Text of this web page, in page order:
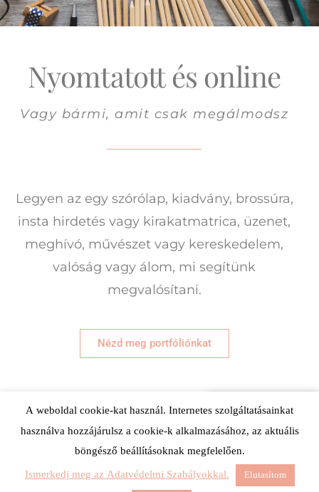
Nyomtatott és online
Vagy bármi, amit csak megálmodsz
Legyen az egy szórólap, kiadvány, brossúra,
insta hirdetés vagy kirakatmatrica, üzenet,
meghívó, művészet vagy kereskedelem,
valóság vagy álom, mi segítünk
megvalósítani.
Nézd meg portfóliónkat
Vedd fel velünk
a kapcsolatot!
EyeCandiz © 2019 Minden jog fenntartva.
A weboldal cookie-kat használ. Internetes szolgáltatásainkat
használva hozzájárulsz a cookie-k alkalmazásához, az aktuális
böngésző beállításoknak megfelelően.
Ismerkedj meg az Adatvédelmi Szabályokkal.
Elutasítom